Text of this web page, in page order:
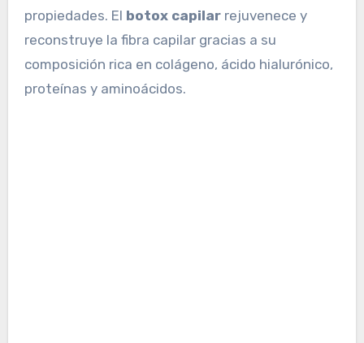
propiedades. El botox capilarrejuvenece y
reconstruye la fibra capilar gracias a su
composición rica en colágeno, ácido hialurónico,
proteínas y aminoácidos.